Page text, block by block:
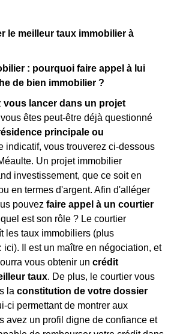
le meilleur taux immobilier à
: pourquoi faire appel à lui
de bien immobilier ?
vous lancer dans un projet
êtes peut-être déjà questionné
principale ou
indicatif, vous trouverez ci-dessous
Un projet immobilier
investissement, que ce soit en
en termes d'argent. Afin d'alléger
pouvez faire appel à un courtier
est son rôle ? Le courtier
les taux immobiliers (plus
ici). Il est un maître en négociation, et
vous obtenir un crédit
taux. De plus, le courtier vous
la constitution de votre dossier
ci permettant de montrer aux
avez un profil digne de confiance et